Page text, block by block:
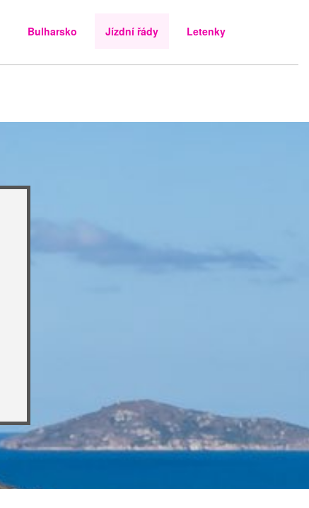
Bulharsko Jízdní řády Letenky